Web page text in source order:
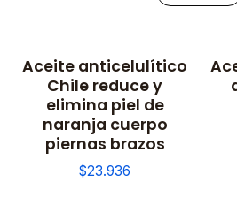
Aceite anticelulítico
Chile reduce y
elimina piel de
naranja cuerpo
piernas brazos
$23.936